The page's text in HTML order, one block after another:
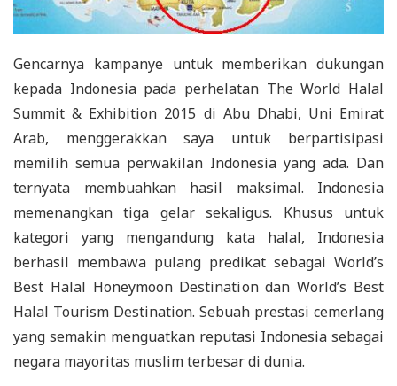
Gencarnya kampanye untuk memberikan dukungan
kepada Indonesia pada perhelatan The World Halal
Summit & Exhibition 2015 di Abu Dhabi, Uni Emirat
Arab, menggerakkan saya untuk berpartisipasi
memilih semua perwakilan Indonesia yang ada. Dan
ternyata membuahkan hasil maksimal. Indonesia
memenangkan tiga gelar sekaligus. Khusus untuk
kategori yang mengandung kata halal, Indonesia
berhasil membawa pulang predikat sebagai World’s
Best Halal Honeymoon Destination dan World’s Best
Halal Tourism Destination. Sebuah prestasi cemerlang
yang semakin menguatkan reputasi Indonesia sebagai
negara mayoritas muslim terbesar di dunia.